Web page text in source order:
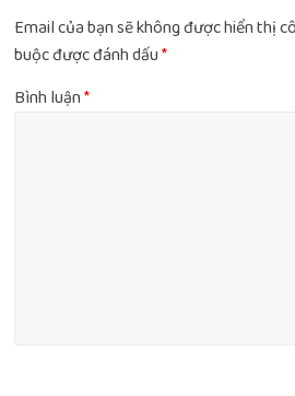
Email của bạn sẽ không được hiển thị
buộc được đánh dấu*
Bình luận*